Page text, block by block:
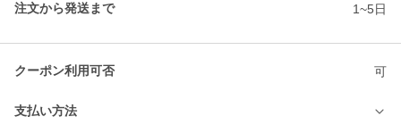
注文から発送まで 1~5日
クーポン利用可否 可
支払い方法